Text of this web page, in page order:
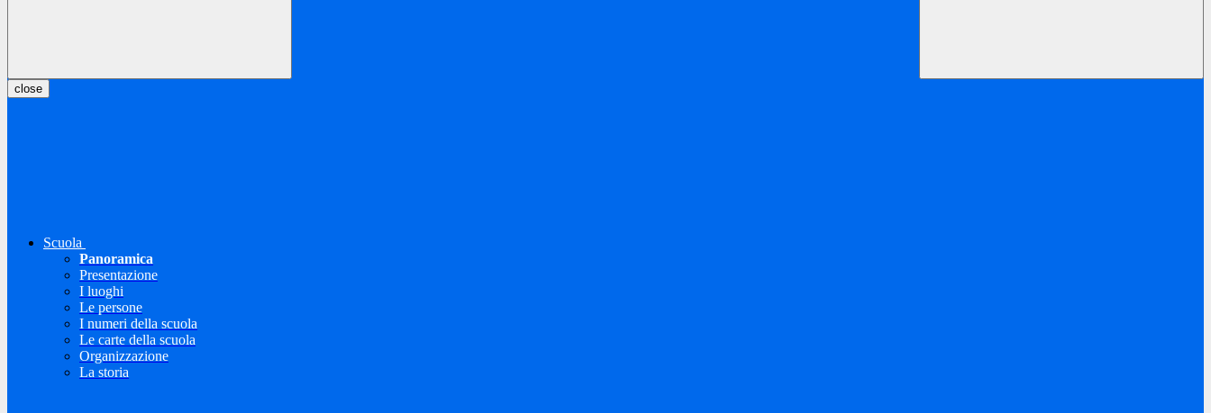
close
Scuola
Panoramica
Presentazione
I luoghi
Le persone
I numeri della scuola
Le carte della scuola
Organizzazione
La storia